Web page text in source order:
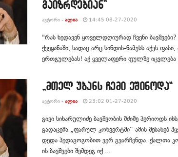
გაიზრდებიან”
ᲐᲕᲢᲝᲠᲘ - ᲐᲚᲘᲐ 14:45 08-27-2020
"რას ხედავენ ყოველდღიურად ჩვენი
ქვეყანაში, სადაც არც სინდის-ნამუსს აქვს
ერთგულებას! აქ ყველაფერი ფულზე იცვლება
„მთელ უბანს ჩემი ეშინოდა“
ᲐᲕᲢᲝᲠᲘ - ᲐᲚᲘᲐ 23:02 01-27-2020
გივი სიხარულიძე ბავშვობის მძიმე პერიოდს
გადაცემა „ფარულ კონვერტში“ ამის შესახებ
დედა პედაგოგობით ვერ გვარჩენდა. ქალთა
ის ბავშვები შემდეგ იქ ...